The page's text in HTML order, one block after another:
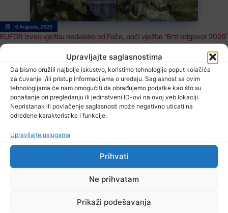
Upravljajte saglasnostima
Da bismo pružili najbolje iskustvo, koristimo tehnologije poput kolačića
za čuvanje i/ili pristup informacijama o uređaju. Saglasnost sa ovim
tehnologijama će nam omogućiti da obrađujemo podatke kao što su
ponašanje pri pregledanju ili jedinstveni ID-ovi na ovoj veb lokaciji.
Nepristanak ili povlačenje saglasnosti može negativno uticati na
određene karakteristike i funkcije.
Upravljajte uslugama
Prihvati
Ne prihvatam
Prikaži podešavanja
6 Augusta, 2026
EUFOR izveo vježbu nedaleko od Foče, uoči vježbe ‘Brzi odgovor 2026’
TV RASPORED
Pročitajte...